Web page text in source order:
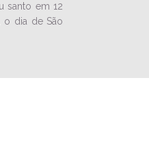
santo em 12
o dia de São